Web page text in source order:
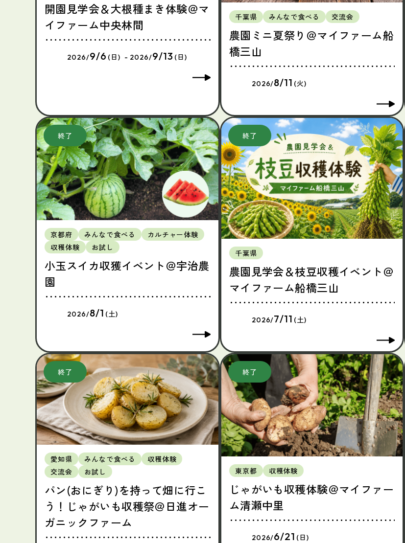
開園見学会＆大根種まき体験＠マ
イファーム中央林間
2026/9/6 (日) - 2026/9/13 (日)
千葉県 みんなで食べる 交流会
農園ミニ夏祭り＠マイファーム船
橋三山
2026/8/11 (火)
京都府 みんなで食べる
カルチャー体験
収穫体験
お試し
小玉スイカ収獲イベント＠宇治農
園
2026/8/1 (土)
千葉県
農園見学会＆枝豆収穫イベント＠
マイファーム船橋三山
2026/7/11 (土)
愛知県 みんなで食べる
収穫体験
交流会
お試し
パン(おにぎり)を持って畑に行こ
う！じゃがいも収穫祭＠日進オー
ガニックファーム
東京都 収穫体験
じゃがいも収穫体験＠マイファー
ム清瀬中里
2026/6/21 (日)